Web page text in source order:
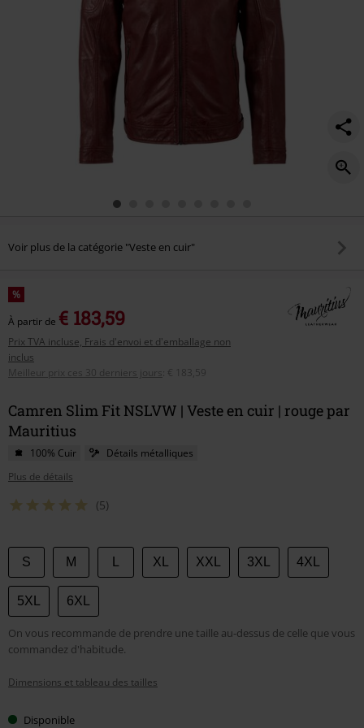
Voir plus de la catégorie "Veste en cuir"
%
À partir de € 183,59
Prix TVA incluse, Frais d'envoi et d'emballage non
inclus
Meilleur prix ces 30 derniers jours
€ 183,59
Camren Slim Fit NSLVW | Veste en cuir | rouge par
Mauritius
100% Cuir
Détails métalliques
Plus de détails
(5)
Choisissez
votre
taille
S M XL XXL 3XL 4XL
5XL 6XL
On vous recommande de prendre une taille au-dessus de celle que vous
commandez d'habitude.
Dimensions et tableau des tailles
Disponible